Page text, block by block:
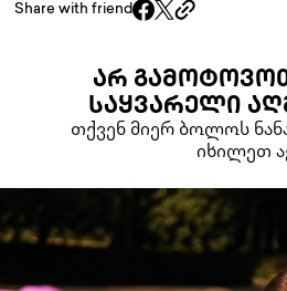
Share with friend
ᲐᲠ
ᲡᲐᲧᲕᲐᲠᲔᲚᲘ
თქვენ მიერ ბოლოს
იხილეთ